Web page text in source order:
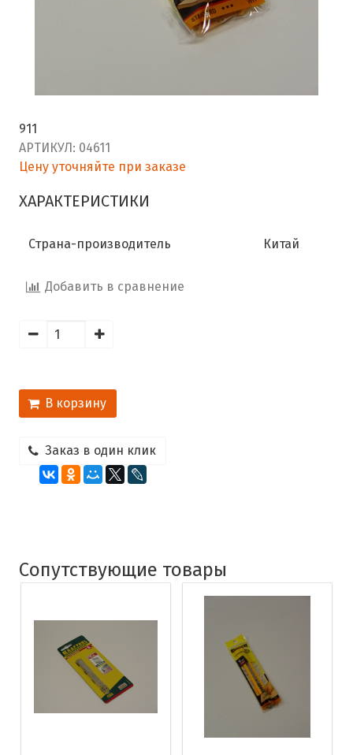
911
АРТИКУЛ: 04611
Цену уточняйте при заказе
ХАРАКТЕРИСТИКИ
Страна-производитель Китай
Добавить в сравнение
В корзину
Заказ в один клик
Сопутствующие товары